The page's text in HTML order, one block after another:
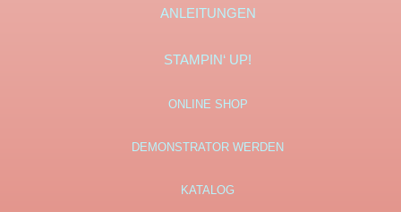
ANLEITUNGEN
STAMPIN‘ UP!
ONLINE SHOP
DEMONSTRATOR WERDEN
KATALOG